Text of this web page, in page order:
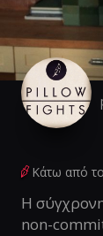
Κάτω από
Η
non-